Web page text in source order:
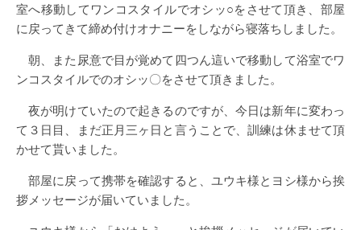
室へ移動してワンコスタイルでオシッ○をさせて頂き、部屋
に戻ってきて締め付けオナニーをしながら寝落ちしました。
朝、また尿意で目が覚めて四つん這いで移動して浴室でワ
ンコスタイルでのオシッ〇をさせて頂きました。
夜が明けていたので起きるのですが、今日は新年に変わっ
て３日目、まだ正月三ヶ日と言うことで、訓練は休ませて頂
かせて貰いました。
部屋に戻って携帯を確認すると、ユウキ様とヨシ様から挨
拶メッセージが届いていました。